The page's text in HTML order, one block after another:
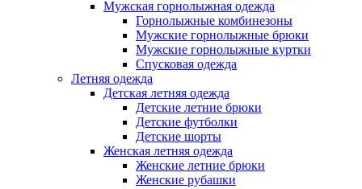
Мужская горнолыжная одежда
Горнолыжные комбинезоны
Мужские горнолыжные брюки
Мужские горнолыжные куртки
Спусковая одежда
Летняя одежда
Детская летняя одежда
Детские летние брюки
Детские футболки
Детские шорты
Женская летняя одежда
Женские летние брюки
Женские рубашки